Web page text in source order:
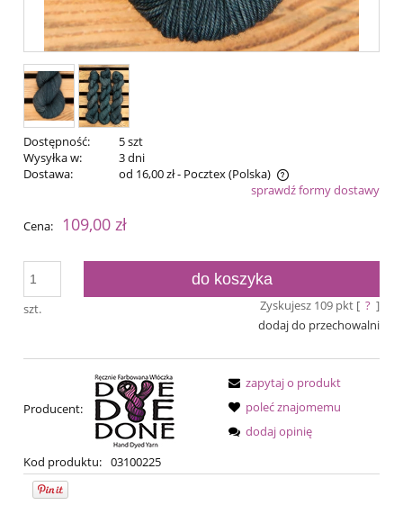
Dostępność:
5 szt
Wysyłka w:
3 dni
Dostawa:
od 16,00 zł- Pocztex(Polska)
Cena nie zawiera ewentualnych kosztów płatnościsprawdź formy dostawy
Cena: 109,00 zł
szt.
do koszyka
Zyskujesz 109pkt [ ? ]
dodaj do przechowalni
Producent:
Kod produktu: 03100225
zapytaj o produkt
poleć znajomemu
dodaj opinię